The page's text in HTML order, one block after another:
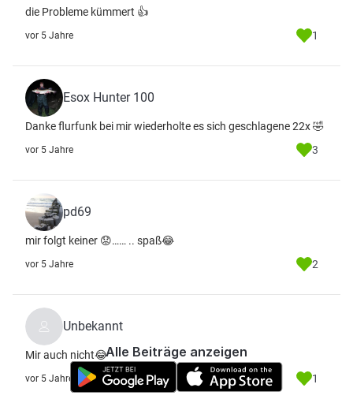
die Probleme kümmert 👍
vor 5 Jahre 1
Esox Hunter 100
Danke flurfunk bei mir wiederholte es sich geschlagene 22x 🤣
vor 5 Jahre 3
pd69
mir folgt keiner 😟…… .. spaß😂
vor 5 Jahre 2
Unbekannt
Mir auch nicht😂
vor 5 Jahre 1
Alle Beiträge anzeigen